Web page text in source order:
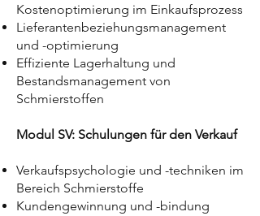
Kostenoptimierung im Einkaufsprozess
Lieferantenbeziehungsmanagement
und -optimierung
Effiziente Lagerhaltung und
Bestandsmanagement von
Schmierstoffen
Modul SV: Schulungen für den Verkauf
Verkaufspsychologie und -techniken im
Bereich Schmierstoffe
Kundengewinnung und -bindung